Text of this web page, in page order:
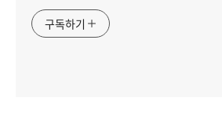
구독하기